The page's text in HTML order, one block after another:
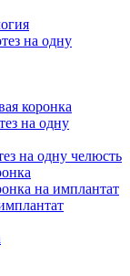
на одну
коронка
на одну
на одну челюсть
на имплантат